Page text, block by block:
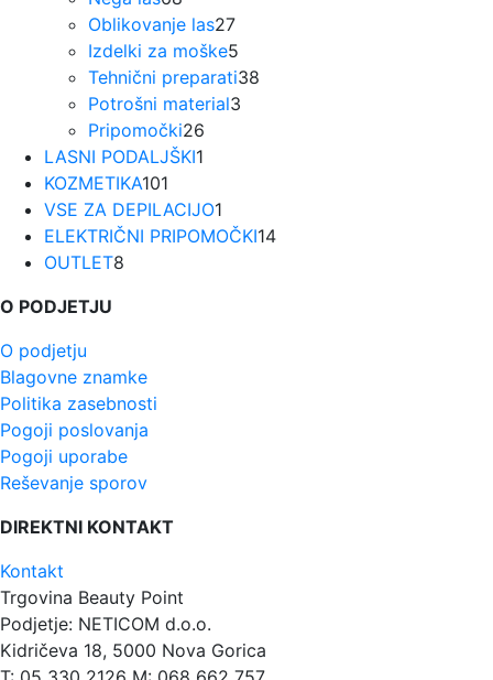
izdelkov
Oblikovanje las27
izdelkov
Izdelki za moške5
izdelkov
Tehnični preparati38
Potrošni material3
Pripomočki26
LASNI PODALJŠKI1
KOZMETIKA101
izdelek
VSE ZA DEPILACIJO1
izdelek
ELEKTRIČNI PRIPOMOČKI14
OUTLET8
O PODJETJU
O podjetju
Blagovne znamke
Politika zasebnosti
Pogoji poslovanja
Pogoji uporabe
Reševanje sporov
DIREKTNI KONTAKT
Kontakt
Trgovina Beauty Point
Podjetje: NETICOM d.o.o.
Kidričeva 18, 5000 Nova Gorica